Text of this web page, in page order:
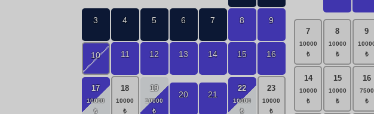
3 4 5 6 7 8 9
10 11 12 13 14 15 16
17 18 19
20 21
22 23
7 8 9
14 15 16